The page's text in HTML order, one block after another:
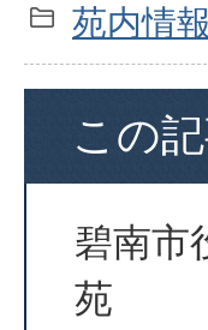
苑内情報
この
碧南市
苑